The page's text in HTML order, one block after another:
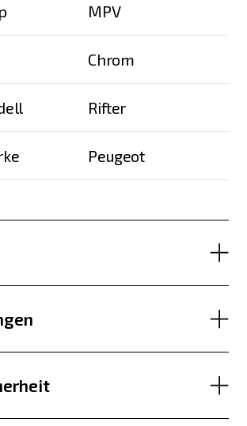
MPV
Chrom
Rifter
Peugeot